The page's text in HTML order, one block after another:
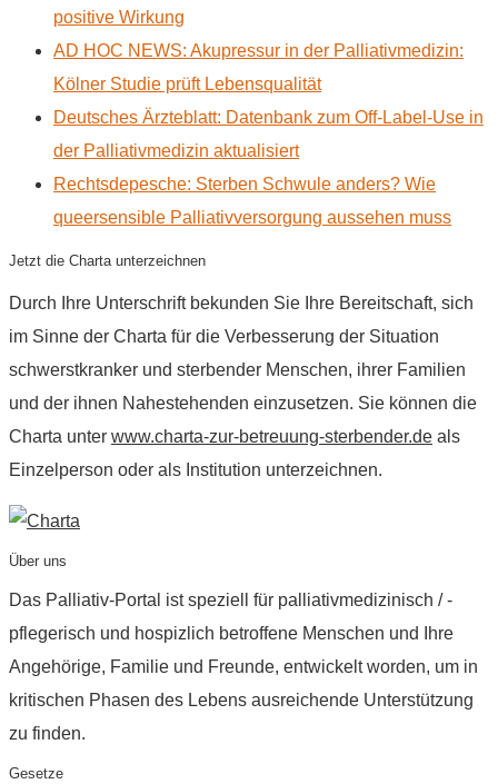
positive Wirkung
AD HOC NEWS: Akupressur in der Palliativmedizin:
Kölner Studie prüft Lebensqualität
Deutsches Ärzteblatt: Datenbank zum Off-Label-Use in
der Palliativmedizin aktualisiert
Rechtsdepesche: Sterben Schwule anders? Wie
queersensible Palliativversorgung aussehen muss
Jetzt die Charta unterzeichnen
Durch Ihre Unterschrift bekunden Sie Ihre Bereitschaft, sich
im Sinne der Charta für die Verbesserung der Situation
schwerstkranker und sterbender Menschen, ihrer Familien
und der ihnen Nahestehenden einzusetzen. Sie können die
Charta unter www.charta-zur-betreuung-sterbender.de als
Einzelperson oder als Institution unterzeichnen.
Über uns
Das Palliativ-Portal ist speziell für palliativmedizinisch / -
pflegerisch und hospizlich betroffene Menschen und Ihre
Angehörige, Familie und Freunde, entwickelt worden, um in
kritischen Phasen des Lebens ausreichende Unterstützung
zu finden.
Gesetze